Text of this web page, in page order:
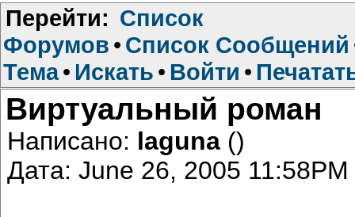
Перейти: Список
Форумов • Список Сообщений
Тема• Искать • Войти •
Виртуальный роман
Написано: laguna ()
Дата: June 26, 2005 11:58PM